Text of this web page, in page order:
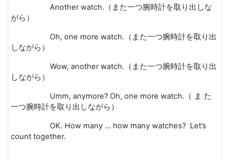
Another watch. （また一つ腕時計を取り出しな
がら）
Oh, one more watch. （また一つ腕時計を取り出
しながら）
Wow, another watch. （また一つ腕時計を取り出
しながら）
Umm, anymore? Oh, one more watch. （ ま た
一つ腕時計を取り出しながら）
OK. How many ... how many watches? Let’s
count together.